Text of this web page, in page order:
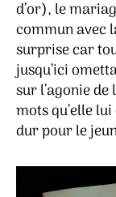
d’or), le
commun avec
surprise car
jusqu’ici
sur l’agonie
mots qu’elle
dur pour le